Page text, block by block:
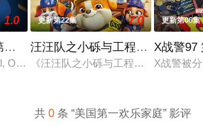
1.0
季
Ouweleen also revealed that “My Adve
更新第22集 7.0
汪汪队之小砾与工程家族 第三季
《汪汪队之小砾与工程家族第2季》
更新第06集
X战警97
X战警被
共0 条 “美国第一欢乐家庭” 影评